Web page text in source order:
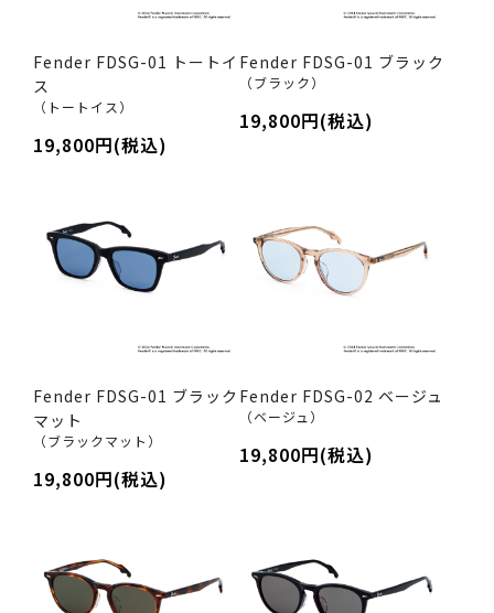
Fender FDSG-01 トートイ
ス
（トートイス）
19,800円(税込)
Fender FDSG-01 ブラック
（ブラック）
19,800円(税込)
Fender FDSG-01 ブラック
マット
（ブラックマット）
19,800円(税込)
Fender FDSG-02 ベージュ
（ベージュ）
19,800円(税込)